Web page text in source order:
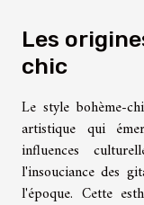
Les
chic
Le style bohème-
artistique qui
influences
l'insouciance des
l'époque. Cette